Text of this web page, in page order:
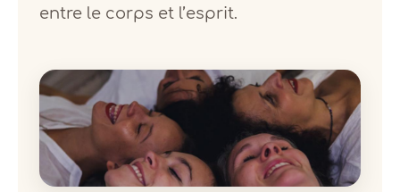
entre le corps et l’esprit.